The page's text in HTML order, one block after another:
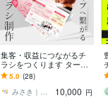
集客・収益につながるチ
ラシをつくります ターゲ
ットに刺さる、美しいレ
イアウトのフライヤー・
チラシ
5.0 (28)
みさき｜Misaki W design
10,000 円